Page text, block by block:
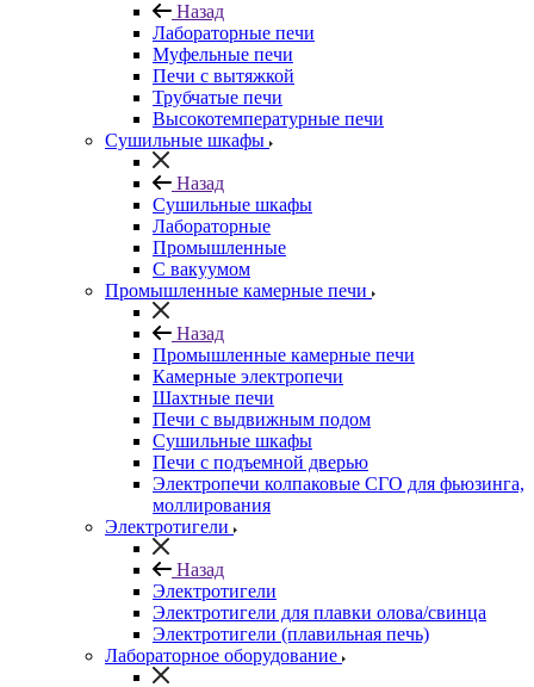
Назад
Лабораторные печи
Муфельные печи
Печи с вытяжкой
Трубчатые печи
Высокотемпературные печи
Сушильные шкафы
Назад
Сушильные шкафы
Лабораторные
Промышленные
С вакуумом
Промышленные камерные печи
Назад
Промышленные камерные печи
Камерные электропечи
Шахтные печи
Печи с выдвижным подом
Сушильные шкафы
Печи с подъемной дверью
Электропечи колпаковые СГО для фьюзинга,
моллирования
Электротигели
Назад
Электротигели
Электротигели для плавки олова/свинца
Электротигели (плавильная печь)
Лабораторное оборудование